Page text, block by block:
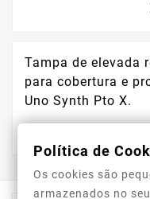
Tampa de elevada
para cobertura e
Uno Synth Pto X.
Política de
Os cookies são
armazenados no